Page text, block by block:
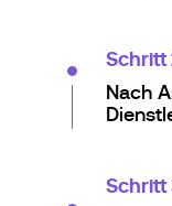
Schritt
Nach
Schritt